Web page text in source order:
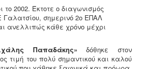
το 2002. Έκτοτε ο διαγωνισμός
Γαλατσίου, σημερινό 2ο ΕΠΑΛ
ανελλιπώς κάθε χρόνο μέχρι
Παπαδάκης» δόθηκε στον
τιμή του πολύ σημαντικού και καλού